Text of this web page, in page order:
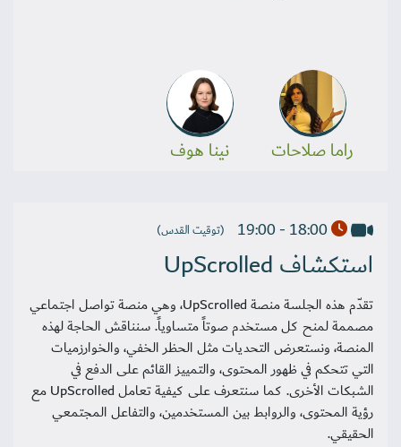
راما صلاحات نينا هوف
18:00 - 19:00 (توقيت القدس)
استكشاف UpScrolled
تقدّم هذه الجلسة منصة UpScrolled، وهي منصة تواصل اجتماعي
مصممة لمنح كل مستخدم صوتاً متساوياً. سنناقش الحاجة لهذه
المنصة، ونستعرض التحديات مثل الحظر الخفي، والخوارزميات
التي تتحكم في ظهور المحتوى، والتمييز القائم على الدفع في
الشبكات الأخرى. كما سنتعرف على كيفية تعامل UpScrolled مع
رؤية المحتوى، والروابط بين المستخدمين، والتفاعل المجتمعي
الحقيقي.